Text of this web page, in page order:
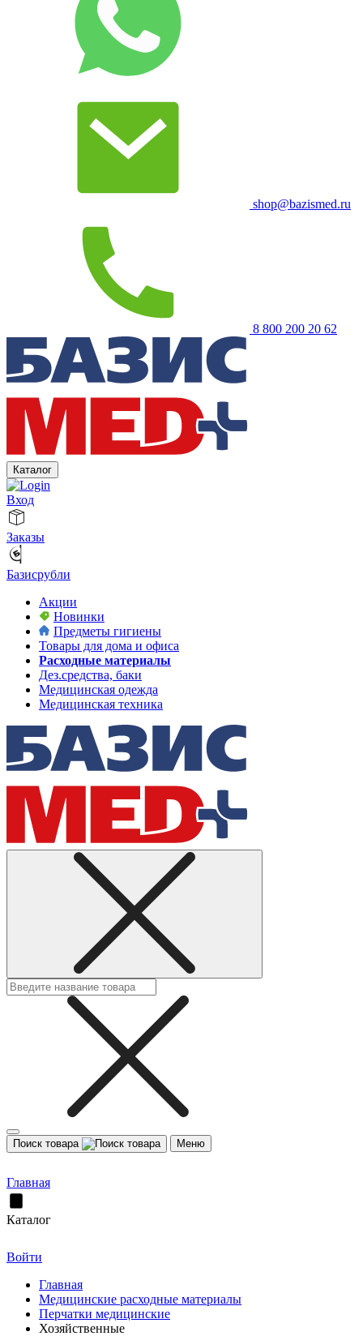
shop@bazismed.ru
8 800 200 20 62
Каталог
Вход
Заказы
Базисрубли
Акции
Новинки
Предметы гигиены
Товары для дома и офиса
Расходные материалы
Дез.средства, баки
Медицинская одежда
Медицинская техника
Поиск товара Меню
Главная
Каталог
Войти
Главная
Медицинские расходные материалы
Перчатки медицинские
Хозяйственные